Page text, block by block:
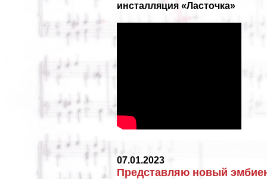
инсталляция «Ласточка»
07.01.2023
Представляю новый